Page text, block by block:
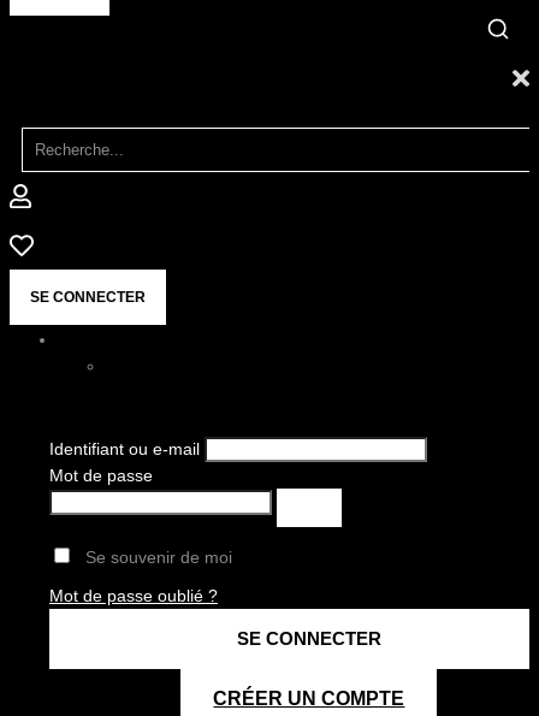
SE CONNECTER
Identifiant ou e-mail
Mot de passe
Se souvenir de moi
Mot de passe oublié ?
CRÉER UN COMPTE